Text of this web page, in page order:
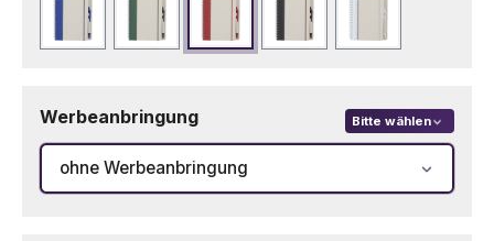
Blau Dunkelgrün
Rot Schwarz Weiß
Werbeanbringung Bitte wählen
ohne Werbeanbringung